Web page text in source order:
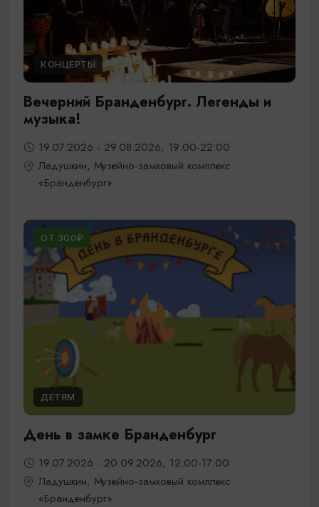
КОНЦЕРТЫ
Вечерний Бранденбург. Легенды и
музыка!
19.07.2026 - 29.08.2026, 19:00-22:00
Ладушкин, Музейно-замковый комплекс
«Бранденбург»
ОТ 300₽
ДЕТЯМ
День в замке Бранденбург
19.07.2026 - 20.09.2026, 12:00-17:00
Ладушкин, Музейно-замковый комплекс
«Бранденбург»